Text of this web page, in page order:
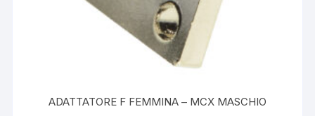
ADATTATORE F FEMMINA – MCX MASCHIO